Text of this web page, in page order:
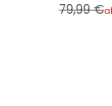
79,99 €